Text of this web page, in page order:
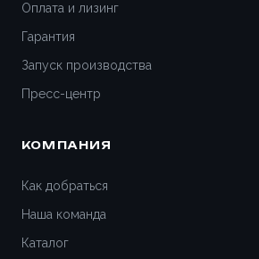
Оплата и лизинг
Гарантия
Запуск производства
Пресс-центр
КОМПАНИЯ
Как добраться
Наша команда
Каталог